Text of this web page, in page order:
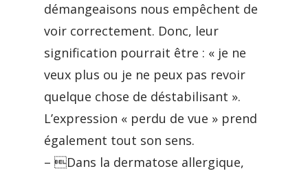
démangeaisons nous empêchent de
voir correctement. Donc, leur
signification pourrait être : « je ne
veux plus ou je ne peux pas revoir
quelque chose de déstabilisant ».
L’expression « perdu de vue » prend
également tout son sens.
– Dans la dermatose allergique,